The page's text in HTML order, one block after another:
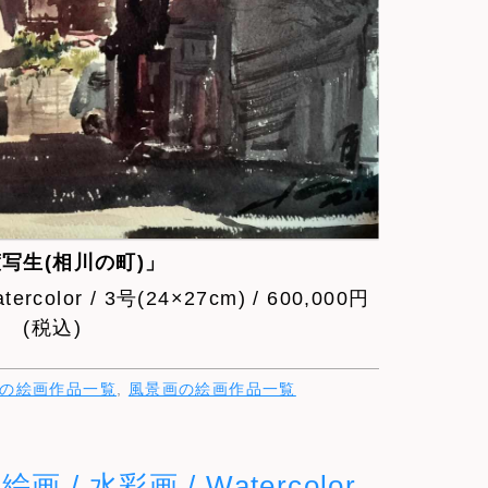
生(相川の町)」
/ 3号(24×27cm) / 600,000円
(税込)
絵画作品一覧, 風景画の絵画作品一覧